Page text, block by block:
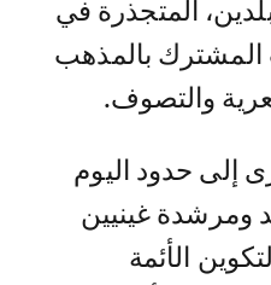
المتجذرة في
المشترك بالمذهب
والتصوف.
إلى حدود اليوم
ومرشد ومرشدة غينيين
الأئمة